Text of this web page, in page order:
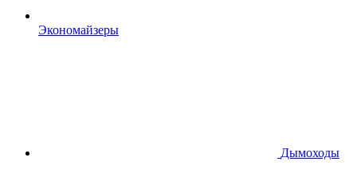
Экономайзеры
Дымоходы